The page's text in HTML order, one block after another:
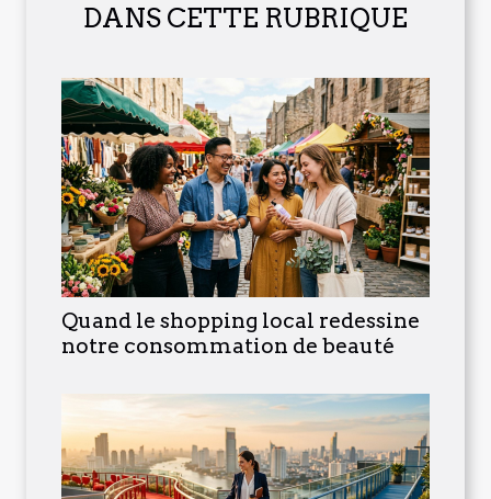
DANS CETTE RUBRIQUE
Quand le shopping local redessine
notre consommation de beauté